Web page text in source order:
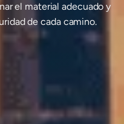
el material adecuado y
de cada camino.